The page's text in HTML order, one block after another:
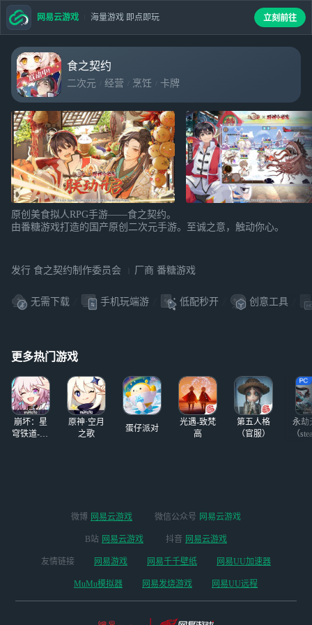
食之契约
二次元 经营 烹饪 卡牌
原创美食拟人RPG手游——食之契约。
由番糖游戏打造的国产原创二次元手游。至诚之意，触动你心。
发行 食之契约制作委员会 厂商 番糖游戏
无需下载 手机玩端游 低配秒开 创意工具
更多热门游戏
崩坏：星
穹铁道-4.4
原神·空月
之歌
蛋仔派对
光遇-致梵
高
第五人格
（官服）
永劫
（
网易云游戏 海量游戏 即点即玩 立刻前往
微博 网易云游戏 微信公众号 网易云游戏
B站 网易云游戏 抖音 网易云游戏
友情链接 网易游戏 网易千千壁纸 网易UU加速器
MuMu模拟器 网易发烧游戏 网易UU远程